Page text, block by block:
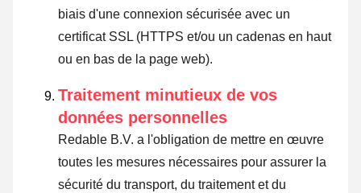
biais d'une connexion sécurisée avec un
certificat SSL (HTTPS et/ou un cadenas en haut
ou en bas de la page web).
Traitement minutieux de vos
données personnelles
Redable B.V. a l'obligation de mettre en œuvre
toutes les mesures nécessaires pour assurer la
sécurité du transport, du traitement et du